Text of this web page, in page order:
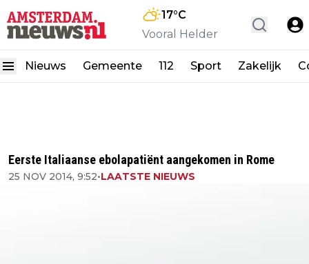
17°C
Vooral Helder
Nieuws Gemeente 112 Sport Zakelijk
Eerste Italiaanse ebolapatiënt aangekomen in Rome
25 NOV 2014, 9:52•LAATSTE NIEUWS